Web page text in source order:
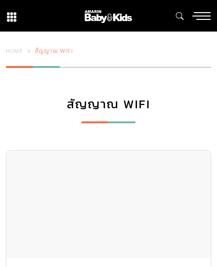
HOME สัญญาณ WIFI
สัญญาณ WIFI